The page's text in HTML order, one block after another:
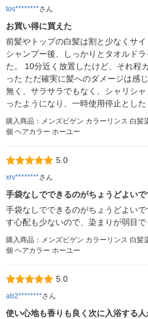
tos********さん
お買い得に買えた
前髪やトップの白髪は割と少なくサ
シャンプー後、しっかりとタオルド
た。 10分近く放置したけど、それ程
った ただ確実に髪へのダメージは感
無く、サラサラでもなく、シャリシ
ったようになり、一時使用停止とした
購入商品：メンズビゲン カラーリンス 白
個 ヘアカラー ホーユー
5.0
xrv********さん
手袋なしでできるのがちょうどよい
手袋なしでできるのがちょうどよい
す心配も少ないので、染まりが弱目で
購入商品：メンズビゲン カラーリンス 白
個 ヘアカラー ホーユー
5.0
ab2********さん
使い心地も香りも良く次に入浴する